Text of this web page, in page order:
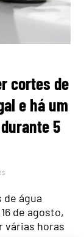
cortes de
e há um
5
água
de agosto,
várias horas